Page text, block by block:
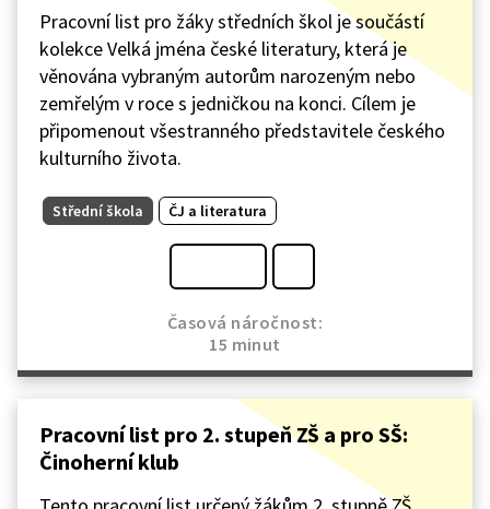
Pracovní list pro žáky středních škol je součástí
kolekce Velká jména české literatury, která je
věnována vybraným autorům narozeným nebo
zemřelým v roce s jedničkou na konci. Cílem je
připomenout všestranného představitele českého
kulturního života.
Střední škola ČJ a literatura
Časová náročnost:
15 minut
Pracovní list pro 2. stupeň ZŠ a pro SŠ:
Činoherní klub